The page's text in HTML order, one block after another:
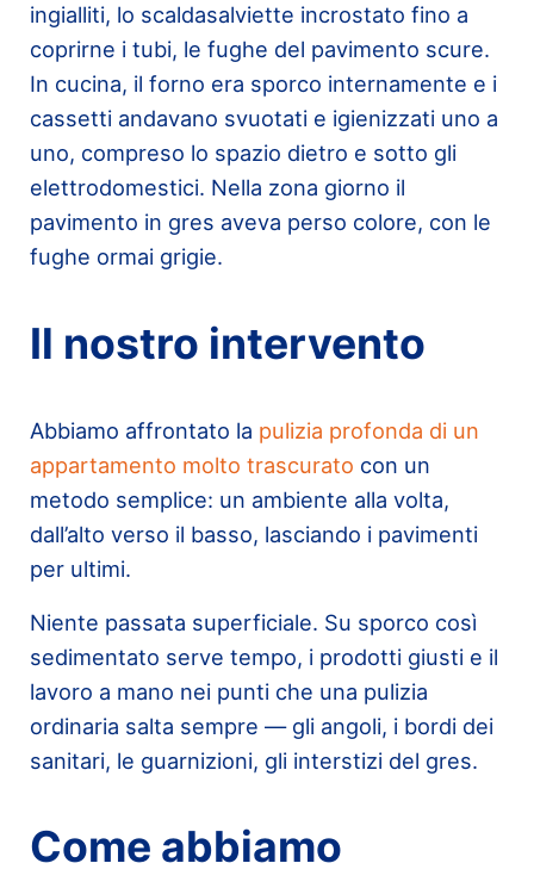
ingialliti, lo scaldasalviette incrostato fino a
coprirne i tubi, le fughe del pavimento scure.
In cucina, il forno era sporco internamente e i
cassetti andavano svuotati e igienizzati uno a
uno, compreso lo spazio dietro e sotto gli
elettrodomestici. Nella zona giorno il
pavimento in gres aveva perso colore, con le
fughe ormai grigie.
Il nostro intervento
Abbiamo affrontato la pulizia profonda di un
appartamento molto trascurato con un
metodo semplice: un ambiente alla volta,
dall’alto verso il basso, lasciando i pavimenti
per ultimi.
Niente passata superficiale. Su sporco così
sedimentato serve tempo, i prodotti giusti e il
lavoro a mano nei punti che una pulizia
ordinaria salta sempre — gli angoli, i bordi dei
sanitari, le guarnizioni, gli interstizi del gres.
Come abbiamo